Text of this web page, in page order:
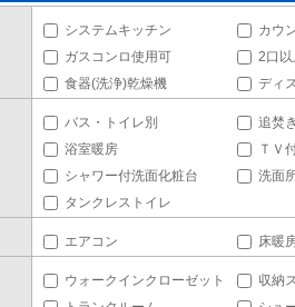
システムキッチン
カウ
ガスコンロ使用可
2口
食器(洗浄)乾燥機
ディ
バス・トイレ別
追焚
浴室暖房
ＴＶ
シャワー付洗面化粧台
洗面
タンクレストイレ
エアコン 床暖
ウォークインクローゼット
収納